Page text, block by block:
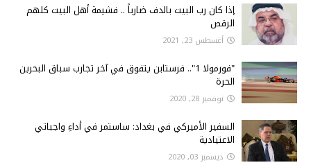
إذا كان رب البيت بالدف ضارباً .. فشيمة أهل البيت كلهم
الرقص
أغسطس 23, 2021
"فورمولا 1".. فرستابن يتفوق في آخر تجارب سباق البحرين
الحرة
نوفمبر 28, 2020
السفير الأميركي في بغداد: ساستمر في أداءِ واجباتي
الاعتيادية
ديسمبر 03, 2020